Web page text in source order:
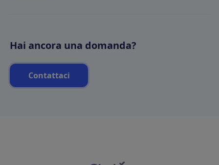
Hai ancora una domanda?
Contattaci